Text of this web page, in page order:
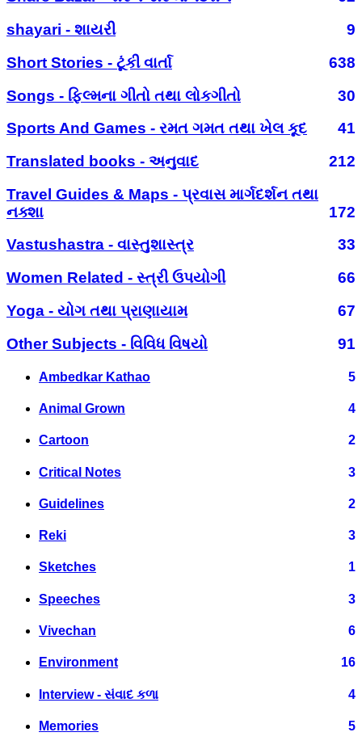
shayari - શાયરી
9
Short Stories - ટૂંકી વાર્તા
638
Songs - ફિલ્મના ગીતો તથા લોકગીતો
30
Sports And Games - રમત ગમત તથા ખેલ કૂદ
41
Translated books - અનુવાદ
212
Travel Guides & Maps - પ્રવાસ માર્ગદર્શન તથા
નક્શા
172
Vastushastra - વાસ્તુશાસ્ત્ર
33
Women Related - સ્ત્રી ઉપયોગી
66
Yoga - યોગ તથા પ્રાણાયામ
67
Other Subjects - વિવિધ વિષયો
91
Ambedkar Kathao 5
Animal Grown 4
Cartoon 2
Critical Notes 3
Guidelines 2
Reki 3
Sketches 1
Speeches 3
Vivechan 6
Environment 16
Interview - સંવાદ કળા 4
Memories 5